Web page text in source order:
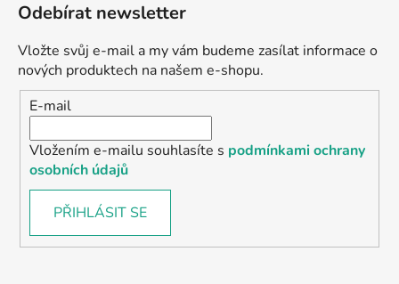
Odebírat newsletter
Vložte svůj e-mail a my vám budeme zasílat informace o
nových produktech na našem e-shopu.
E-mail
Vložením e-mailu souhlasíte s podmínkami ochrany
osobních údajů
PŘIHLÁSIT SE